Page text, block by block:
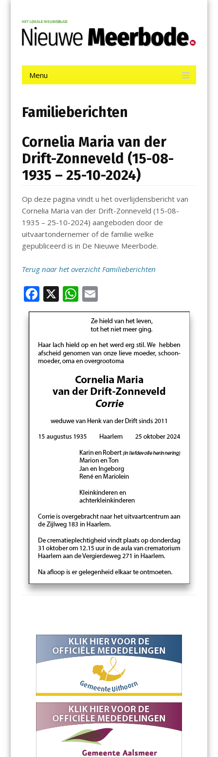
contentNieuwe Meerbode
Menu
Familieberichten
Cornelia Maria van der
Drift-Zonneveld (15-08-
1935 – 25-10-2024)
Op deze pagina vindt u het overlijdensbericht van
Cornelia Maria van der Drift-Zonneveld (15-08-
1935 – 25-10-2024) aangeboden door de
uitvaartondernemer of de familie welke
gepubliceerd is in De Nieuwe Meerbode.
Terug naar het overzicht Familieberichten
F
ac
b
o
X W
h
at
s
A
p
p
E
m
ai
l